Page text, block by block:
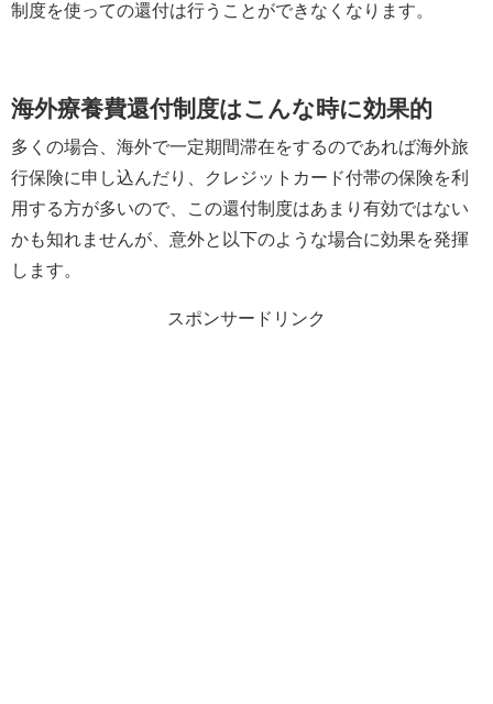
制度を使っての還付は行うことができなくなります。
海外療養費還付制度はこんな時に効果的
多くの場合、海外で一定期間滞在をするのであれば海外旅
行保険に申し込んだり、クレジットカード付帯の保険を利
用する方が多いので、この還付制度はあまり有効ではない
かも知れませんが、意外と以下のような場合に効果を発揮
します。
スポンサードリンク